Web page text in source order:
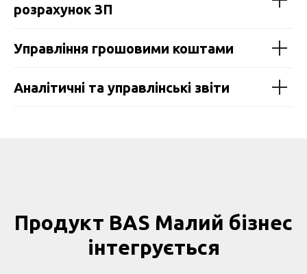
розрахунок ЗП
Управління грошовими коштами
Аналітичні та управлінські звіти
Продукт BAS Малий бізнес
інтегрується